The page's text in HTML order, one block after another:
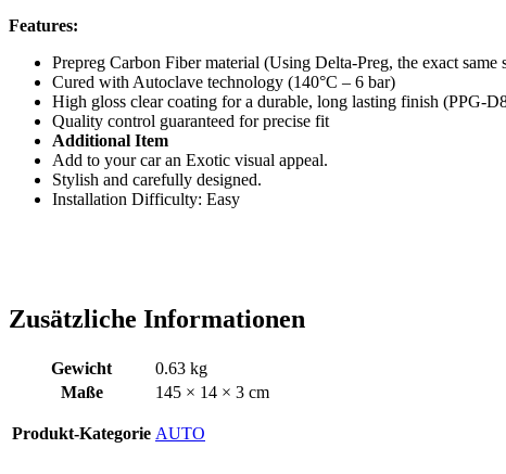
Features:
Prepreg Carbon Fiber material (Using Delta-Preg, the exact
Cured with Autoclave technology (140°C – 6 bar)
High gloss clear coating for a durable, long lasting finish (PPG-
Quality control guaranteed for precise fit
Additional Item
Add to your car an Exotic visual appeal.
Stylish and carefully designed.
Installation Difficulty: Easy
Zusätzliche Informationen
Gewicht
0.63 kg
Maße
145 × 14 × 3 cm
Produkt-Kategorie AUTO